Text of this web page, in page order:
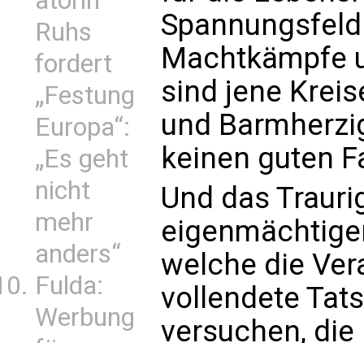
Ruhs
fordert
„Festung
Europa“:
„Es geht
nicht
mehr
anders“
Fulda:
Werbung
Machtkämpfe
sind jene
und
keinen guten
Und das
welche die
vollendete
versuchen,